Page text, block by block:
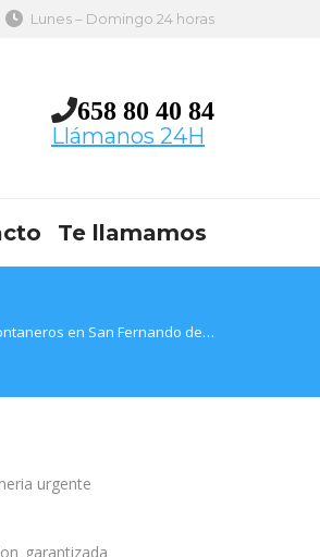
Lunes – Domingo 24 horas
658 80 40 84
Llámanos 24H
Te llamamos
en San Fernando de…